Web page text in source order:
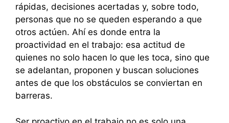
rápidas, decisiones acertadas y, sobre todo,
personas que no se queden esperando a que
otros actúen. Ahí es donde entra la
proactividad en el trabajo: esa actitud de
quienes no solo hacen lo que les toca, sino que
se adelantan, proponen y buscan soluciones
antes de que los obstáculos se conviertan en
barreras.